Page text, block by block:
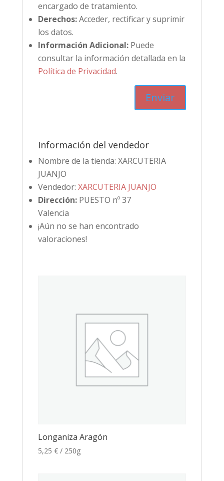
encargado de tratamiento.
Derechos:Acceder, rectificar y suprimir
los datos.
Información Adicional:Puede
consultar la información detallada en la
Política de Privacidad.
Información del vendedor
Nombre de la tienda: XARCUTERIA
JUANJO
Vendedor: XARCUTERIA JUANJO
Dirección: PUESTO nº 37
Valencia
¡Aún no se han encontrado
valoraciones!
Longaniza Aragón
5,25 € / 250g